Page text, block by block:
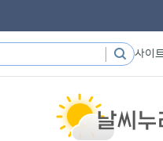
사이